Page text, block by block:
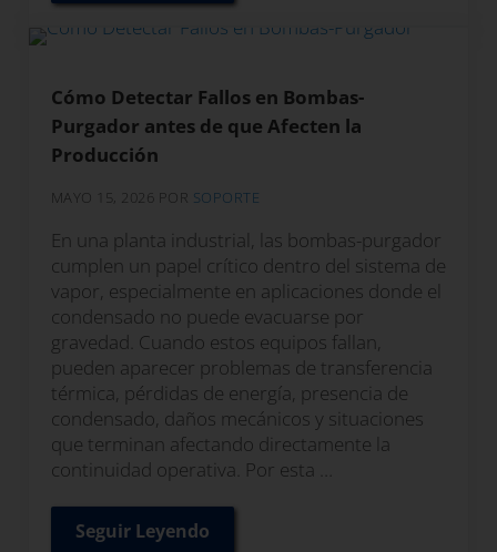
Cómo Detectar Fallos en Bombas-
Purgador antes de que Afecten la
Producción
MAYO 15, 2026 POR SOPORTE
En una planta industrial, las bombas-purgador
cumplen un papel crítico dentro del sistema de
vapor, especialmente en aplicaciones donde el
condensado no puede evacuarse por
gravedad. Cuando estos equipos fallan,
pueden aparecer problemas de transferencia
térmica, pérdidas de energía, presencia de
condensado, daños mecánicos y situaciones
que terminan afectando directamente la
continuidad operativa. Por esta …
Seguir LeyendoCómo Detectar Fallos en Bombas-